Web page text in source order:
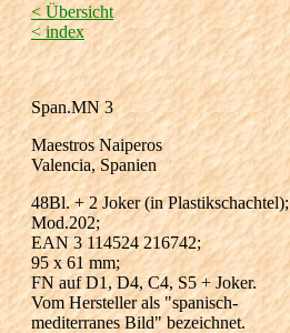
< Übersicht
< index
Span.MN 3
Maestros Naiperos
Valencia, Spanien
48Bl. + 2 Joker (in Plastikschachtel);
Mod.202;
EAN 3 114524 216742;
95 x 61 mm;
FN auf D1, D4, C4, S5 + Joker.
Vom Hersteller als "spanisch-
mediterranes Bild" bezeichnet.